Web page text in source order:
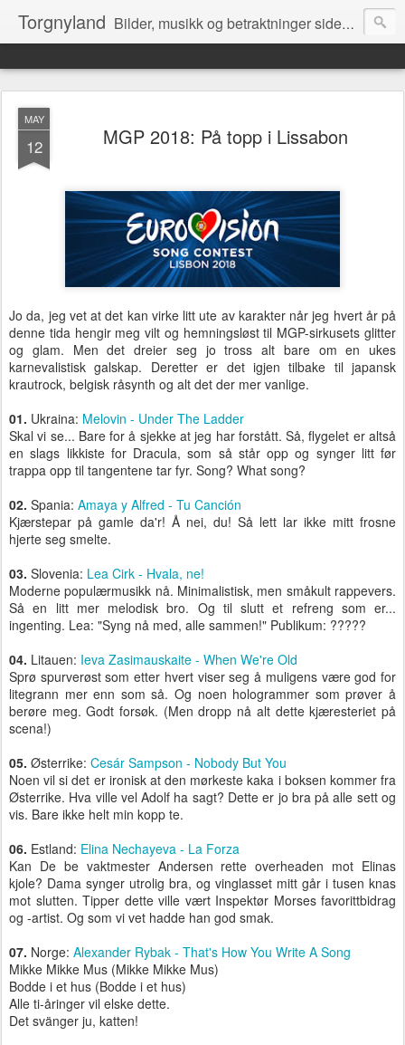
Torgnyland Bilder, musikk og betraktninger siden 2008
MAY
12 MGP 2018: På topp i Lissabon
Jo da, jeg vet at det kan virke litt ute av karakter når jeg hvert år på
denne tida hengir meg vilt og hemningsløst til MGP-sirkusets glitter
og glam. Men det dreier seg jo tross alt bare om en ukes
karnevalistisk galskap. Deretter er det igjen tilbake til japansk
krautrock, belgisk råsynth og alt det der mer vanlige.
01. Ukraina: Melovin - Under The Ladder
Skal vi se... Bare for å sjekke at jeg har forstått. Så, flygelet er altså
en slags likkiste for Dracula, som så står opp og synger litt før
trappa opp til tangentene tar fyr. Song? What song?
02. Spania: Amaya y Alfred - Tu Canción
Kjærstepar på gamle da'r! Å nei, du! Så lett lar ikke mitt frosne
hjerte seg smelte.
03. Slovenia: Lea Cirk - Hvala, ne!
Moderne populærmusikk nå. Minimalistisk, men småkult rappevers.
Så en litt mer melodisk bro. Og til slutt et refreng som er...
ingenting. Lea: "Syng nå med, alle sammen!" Publikum: ?????
04. Litauen: Ieva Zasimauskaite - When We're Old
Sprø spurverøst som etter hvert viser seg å muligens være god for
litegrann mer enn som så. Og noen hologrammer som prøver å
berøre meg. Godt forsøk. (Men dropp nå alt dette kjæresteriet på
scena!)
05. Østerrike: Cesár Sampson - Nobody But You
Noen vil si det er ironisk at den mørkeste kaka i boksen kommer fra
Østerrike. Hva ville vel Adolf ha sagt? Dette er jo bra på alle sett og
vis. Bare ikke helt min kopp te.
06. Estland: Elina Nechayeva - La Forza
Kan De be vaktmester Andersen rette overheaden mot Elinas
kjole? Dama synger utrolig bra, og vinglasset mitt går i tusen knas
mot slutten. Tipper dette ville vært Inspektør Morses favorittbidrag
og -artist. Og som vi vet hadde han god smak.
07. Norge: Alexander Rybak - That's How You Write A Song
Mikke Mikke Mus (Mikke Mikke Mus)
Bodde i et hus (Bodde i et hus)
Alle ti-åringer vil elske dette.
Det svänger ju, katten!